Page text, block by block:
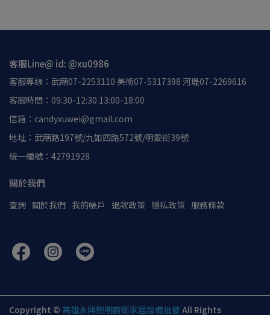
客服Line@ id: @xu0986
客服專線：武廟07-2253110 美術07-5317398 河堤07-2269616
客服時間：09:30-12:30 13:00-18:00
信箱：candyxuwei@gmail.com
地址：武廟路197號/九如四路572號/明愛街39號
統一編號：42791928
關於我們
查詢 關於我們 我的帳戶 退款政策 隱私政策 服務條款
Copyright © 高雄永興照明廚衛家居設備批發 All Rights